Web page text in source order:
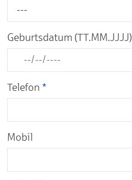
---
Geburtsdatum (TT.MM.JJJJ)
Telefon *
Mobil